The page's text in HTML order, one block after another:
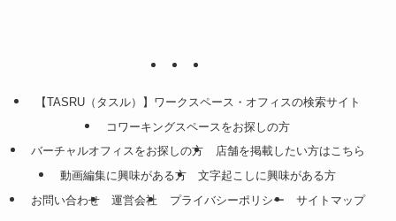
【TASRU（タスル）】ワークスペース・オフィスの検索サイト
コワーキングスペースをお探しの方
バーチャルオフィスをお探しの方
店舗を掲載したい方はこちら
動画編集に興味がある方
文字起こしに興味がある方
お問い合わせ
運営会社 プライバシーポリシー サイトマップ